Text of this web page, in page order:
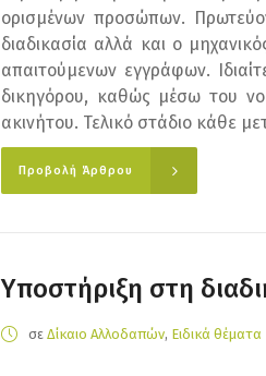
ορισμένων προσώπων.
διαδικασία αλλά και ο
απαιτούμενων εγγράφων.
δικηγόρου, καθώς μέσω του
ακινήτου. Τελικό στάδιο κάθε
Προβολή Άρθρου
Υποστήριξη στη
σε Δίκαιο Αλλοδαπών, Ειδικά θέματα